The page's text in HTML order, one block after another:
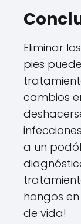
Eliminar
pies
cambios
a un
hongos
de vida!